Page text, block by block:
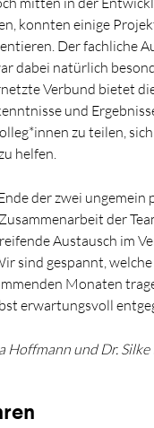
konnten einige
Der fachliche
dabei natürlich
Verbund bietet
und
zu teilen,
helfen.
der zwei
der
Austausch im
sind gespannt,
Monaten
erwartungsvoll
Hoffmann und Dr.